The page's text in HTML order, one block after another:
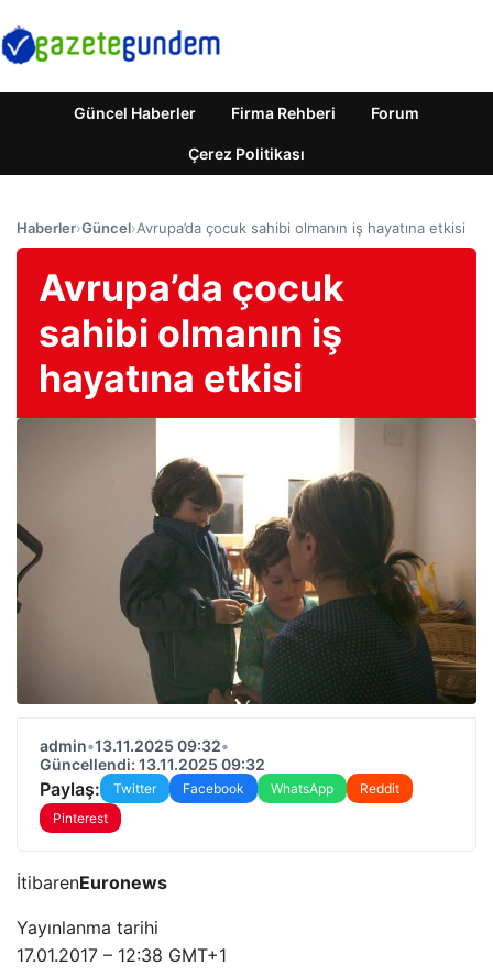
Güncel Haberler Firma Rehberi Forum
Çerez Politikası
Haberler›Güncel›Avrupa’da çocuk sahibi olmanın iş hayatına etkisi
Avrupa’da çocuk
sahibi olmanın iş
hayatına etkisi
admin•13.11.2025 09:32•
Güncellendi: 13.11.2025 09:32
Paylaş: Twitter Facebook WhatsApp
Reddit
Pinterest
İtibarenEuronews
Yayınlanma tarihi
17.01.2017 – 12:38 GMT+1